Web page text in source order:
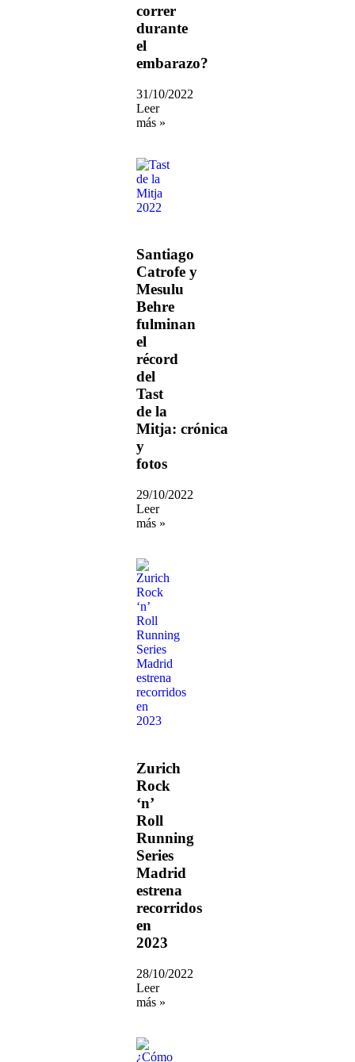
correr
durante
el
embarazo?
31/10/2022
Leer
más »
Santiago
Catrofe y
Mesulu
Behre
fulminan
el
récord
del
Tast
de la
Mitja: crónica
y
fotos
29/10/2022
Leer
más »
Zurich
Rock
‘n’
Roll
Running
Series
Madrid
estrena
recorridos
en
2023
28/10/2022
Leer
más »